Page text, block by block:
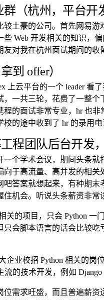
群（杭州，平台
较土豪的公司。首先网易
Web 开发相关的知识，
友对我在杭州面试期间的
到 offer）
上云平台的一个 leader 看
一共三轮，花费了一整
的面试非常专业，hr 也
的途中收到了 hr 的录用
程团队后台开发
一个学术会议，期间头条
于高流量、高并发的相
吧答案就想起来，有种期
机会。听说头条薪资非常
关的项目，只会 Python
会脚本语言的话会比较
企业校招 Python 相关的
流的技术开发，例如
需求旺盛，而且普遍薪